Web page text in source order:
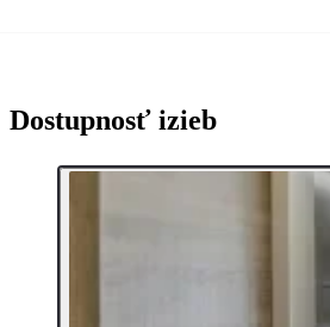
Dostupnosť izieb